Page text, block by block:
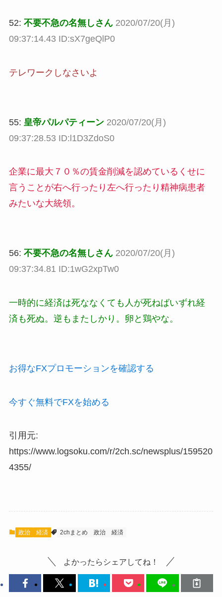
52: 不要不急の名無しさん 2020/07/20(月)
09:37:14.43 ID:sX7geQlP0
テレワークしなさいよ
55: 皇帝パルパティーン 2020/07/20(月)
09:37:28.53 ID:l1D3ZdoS0
企業に最大７０％の賃金削減を認めているくせに
言うことが右へ行ったり左へ行ったり精神病患者
みたいな大統領。
56: 不要不急の名無しさん 2020/07/20(月)
09:37:34.81 ID:1wG2xpTw0
一時的に経済は死ななくても人が死ねばいずれ経
済も死ぬ。逆もまたしかり。卵と鶏やな。
お得なFXプロモーションを確認する
今すぐ無料でFXを始める
引用元:
https://www.logsoku.com/r/2ch.sc/newsplus/159520
4355/
政治 経済 2chまとめ 政治 経済
よかったらシェアしてね！